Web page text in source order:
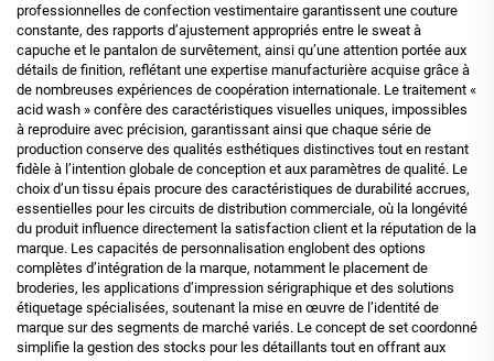
professionnelles de confection vestimentaire garantissent une couture
constante, des rapports d’ajustement appropriés entre le sweat à
capuche et le pantalon de survêtement, ainsi qu’une attention portée aux
détails de finition, reflétant une expertise manufacturière acquise grâce à
de nombreuses expériences de coopération internationale. Le traitement «
acid wash » confère des caractéristiques visuelles uniques, impossibles
à reproduire avec précision, garantissant ainsi que chaque série de
production conserve des qualités esthétiques distinctives tout en restant
fidèle à l’intention globale de conception et aux paramètres de qualité. Le
choix d’un tissu épais procure des caractéristiques de durabilité accrues,
essentielles pour les circuits de distribution commerciale, où la longévité
du produit influence directement la satisfaction client et la réputation de la
marque. Les capacités de personnalisation englobent des options
complètes d’intégration de la marque, notamment le placement de
broderies, les applications d’impression sérigraphique et des solutions
étiquetage spécialisées, soutenant la mise en œuvre de l’identité de
marque sur des segments de marché variés. Le concept de set coordonné
simplifie la gestion des stocks pour les détaillants tout en offrant aux